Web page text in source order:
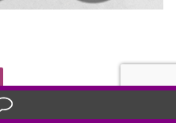
de la chute de Matzneff à une